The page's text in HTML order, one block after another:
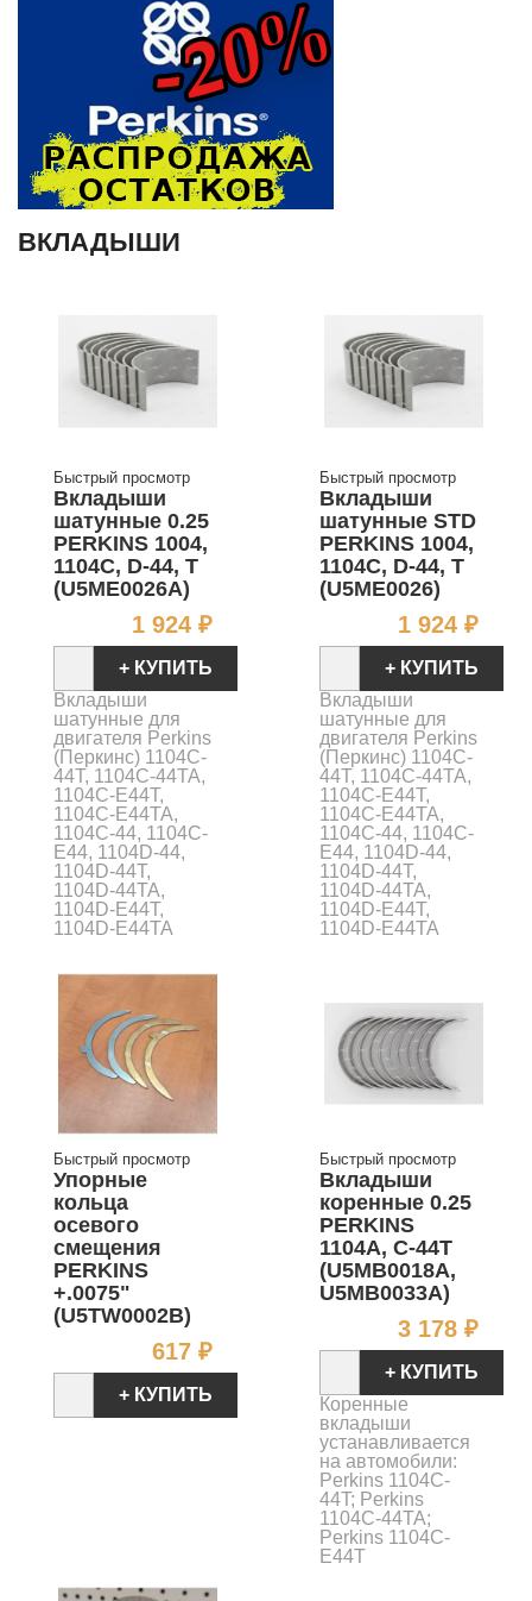
ВКЛАДЫШИ
Быстрый просмотр
Вкладыши
шатунные 0.25
PERKINS 1004,
1104C, D-44, T
(U5ME0026A)
1 924 ₽Цена
+ КУПИТЬ
Вкладыши
шатунные для
двигателя Perkins
(Перкинс) 1104C-
44T, 1104C-44TA,
1104C-E44T,
1104C-E44TA,
1104C-44, 1104C-
E44, 1104D-44,
1104D-44T,
1104D-44TA,
1104D-E44T,
1104D-E44TA
Быстрый просмотр
Вкладыши
шатунные STD
PERKINS 1004,
1104C, D-44, T
(U5ME0026)
1 924 ₽
+ КУПИТЬ
Вкладыши
шатунные для
двигателя Perkins
(Перкинс) 1104C-
44T, 1104C-44TA,
1104C-E44T,
1104C-E44TA,
1104C-44, 1104C-
E44, 1104D-44,
1104D-44T,
1104D-44TA,
1104D-E44T,
1104D-E44TA
Быстрый просмотр
Упорные
кольца
осевого
смещения
PERKINS
+.0075"
(U5TW0002B)
617 ₽Цена
+ КУПИТЬ
Быстрый просмотр
Вкладыши
коренные 0.25
PERKINS
1104A, C-44T
(U5MB0018A,
U5MB0033A)
3 178 ₽
+ КУПИТЬ
Коренные
вкладыши
устанавливается
на автомобили:
Perkins 1104C-
44T; Perkins
1104C-44TA;
Perkins 1104C-
E44T